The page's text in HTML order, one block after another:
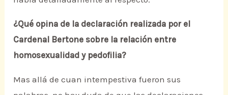
¿Qué opina de la declaración realizada por el
Cardenal Bertone sobre la relación entre
homosexualidad y pedofilia?
Mas allá de cuan intempestiva fueron sus